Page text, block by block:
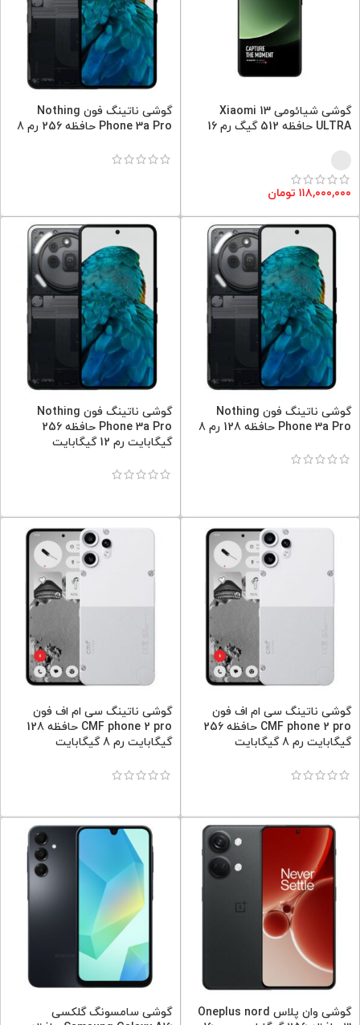
گوشی شیائومی Xiaomi 13
ULTRA حافظه 512 گیگ رم 16
۱۱۸,۰۰۰,۰۰۰ تومان
گوشی ناتینگ فون Nothing
Phone 3a Pro حافظه 256 رم 8
گوشی ناتینگ فون Nothing
Phone 3a Pro حافظه 128 رم 8
گوشی ناتینگ فون Nothing
Phone 3a Pro حافظه 256
گیگابایت رم 12 گیگابایت
گوشی ناتینگ سی ام اف فون
CMF phone 2 pro حافظه 256
گیگابایت رم 8 گیگابایت
گوشی ناتینگ سی ام اف فون
CMF phone 2 pro حافظه 128
گیگابایت رم 8 گیگابایت
گوشی وان پلاس Oneplus nord
گوشی سامسونگ گلکسی